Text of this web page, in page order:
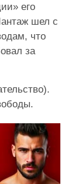
его
шел с
что
за